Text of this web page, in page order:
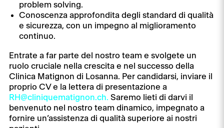
problem solving.
Conoscenza approfondita degli standard di qualità
e sicurezza, con un impegno al miglioramento
continuo.
Entrate a far parte del nostro team e svolgete un
ruolo cruciale nella crescita e nel successo della
Clinica Matignon di Losanna. Per candidarsi, inviare il
proprio CV e la lettera di presentazione a
RH@cliniquematignon.ch. Saremo lieti di darvi il
benvenuto nel nostro team dinamico, impegnato a
fornire un’assistenza di qualità superiore ai nostri